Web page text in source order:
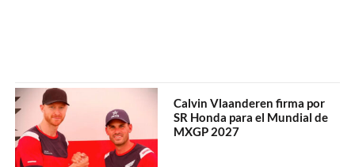
Calvin Vlaanderen firma por
SR Honda para el Mundial de
MXGP 2027